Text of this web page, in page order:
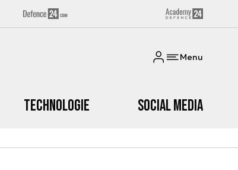
Menu
Technologie Social media